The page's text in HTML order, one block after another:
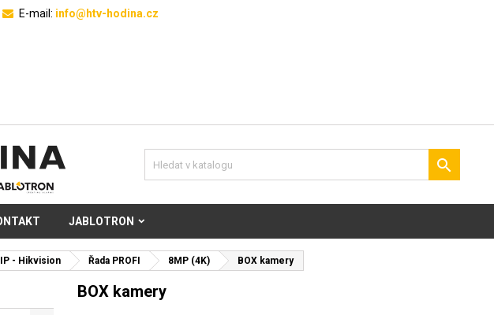
E-mail: info@htv-hodina.cz

JABLOTRON
- Hikvision Řada PROFI 8MP (4K) BOX kamery
BOX kamery